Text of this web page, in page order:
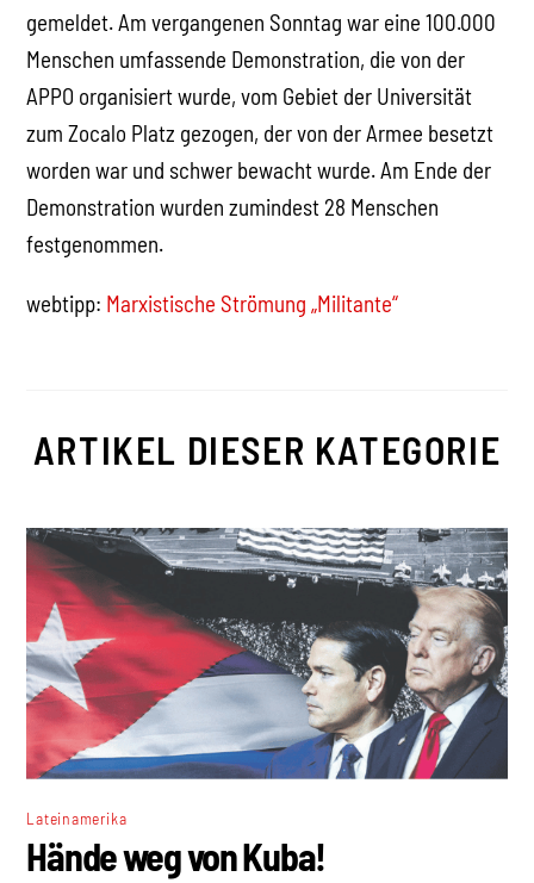
gemeldet. Am vergangenen Sonntag war eine 100.000
Menschen umfassende Demonstration, die von der
APPO organisiert wurde, vom Gebiet der Universität
zum Zocalo Platz gezogen, der von der Armee besetzt
worden war und schwer bewacht wurde. Am Ende der
Demonstration wurden zumindest 28 Menschen
festgenommen.
webtipp: Marxistische Strömung „Militante“
ARTIKEL DIESER KATEGORIE
Lateinamerika
Hände weg von Kuba!